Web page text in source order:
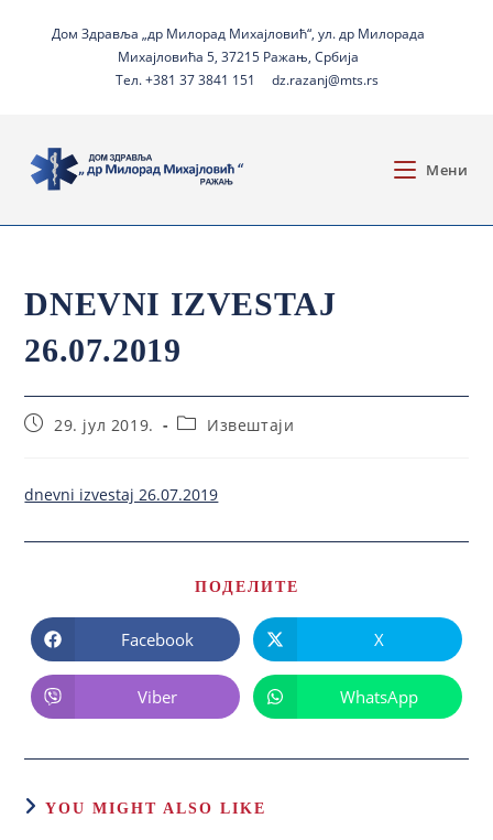
Дом Здравља „др Милорад Михајловић“, ул. др Милорада
Михајловића 5, 37215 Ражањ, Србија
Тел. +381 37 3841 151
dz.razanj@mts.rs
Мени
DNEVNI IZVESTAJ
26.07.2019
29. јул 2019. Извештаји
dnevni izvestaj 26.07.2019
ПОДЕЛИТЕ
Facebook X
Viber WhatsApp
YOU MIGHT ALSO LIKE